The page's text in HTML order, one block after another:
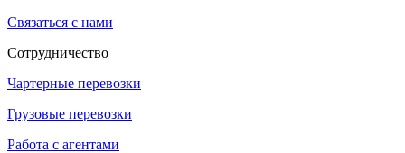
Связаться с нами
Сотрудничество
Чартерные перевозки
Грузовые перевозки
Работа с агентами